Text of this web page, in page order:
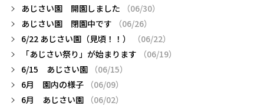
あじさい園 開園しました
（06/30）
あじさい園 閉園中です
（06/26）
6/22 あじさい園（見頃！！）
（06/22）
「あじさい祭り」が始まります
（06/19）
6/15 あじさい園
（06/15）
6月 園内の様子
（06/09）
6月 あじさい園
（06/02）